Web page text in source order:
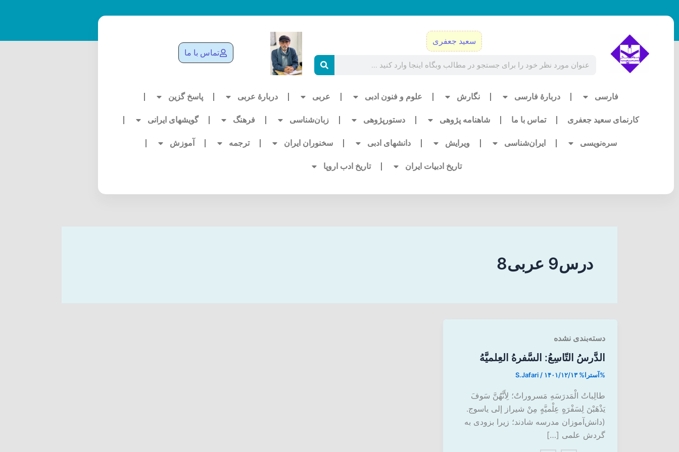
به
سعید جعفری
تماس با ما
فارسی دربارۀ فارسی نگارش علوم و فنون ادبی عربی دربارۀ عربی پاسخ گزین
کارنمای سعید جعفری تماس با ما شاهنامه پژوهی دستورپژوهی زبان‌شناسی فرهنگ گویشهای ایرانی
سره‌نویسی ایران‌شناسی ویرایش دانشهای ادبی سخنوران ایران ترجمه آموزش
تاریخ ادبیات ایران تاریخ ادب اروپا
درس9 عربی8
دسته‌بندی نشده
الدَّرسُ التّاسِعُ: السَّفرهُ العِلمیَّهُ
%آسترا% S.Jafari / ۱۴۰۱/۱۲/۱۳
طالِباتُ الْمَدرَسَهِ مَسروراتٌ؛ لِأَنَّهُنَّ سَوفَ
یَذْهَبْنَ لِسَفْرَهٍ عِلْمیَّهٍ مِنْ شیراز إلی یاسوج.
(دانش‌آموزان مدرسه شادند؛ زیرا بزودی به
گردش علمی […]